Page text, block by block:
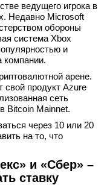
ведущего игрока в
Недавно Microsoft
обороны
система Xbox
и
компании.
арене.
свой продукт Azure
сеть
Bitcoin Mainnet.
через 10 или 20
на то, что
и «Сбер» –
ставку